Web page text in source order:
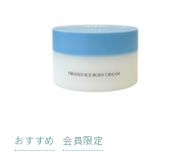
おすすめ 会員限定